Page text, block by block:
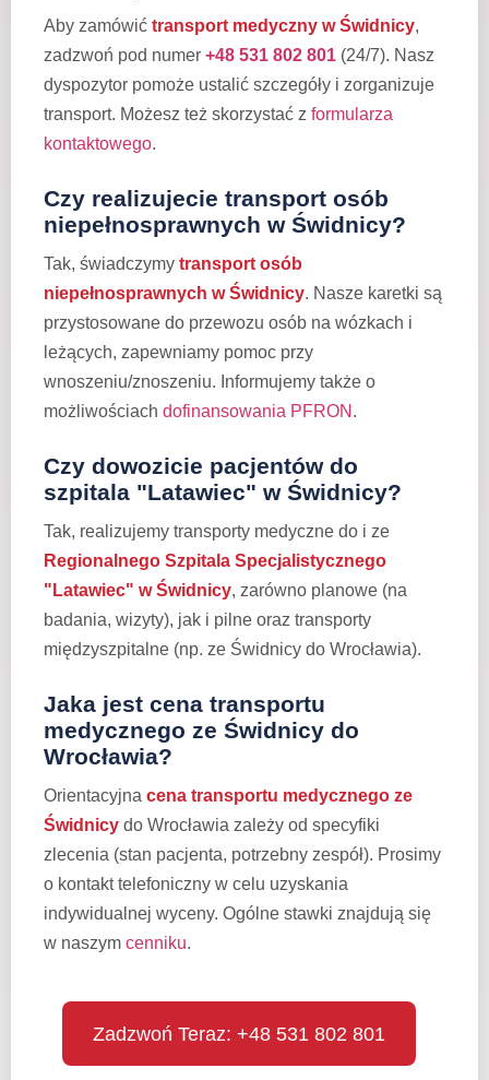
Aby zamówić transport medyczny w Świdnicy,
zadzwoń pod numer +48 531 802 801 (24/7). Nasz
dyspozytor pomoże ustalić szczegóły i zorganizuje
transport. Możesz też skorzystać z formularza
kontaktowego.
Czy realizujecie transport osób
niepełnosprawnych w Świdnicy?
Tak, świadczymy transport osób
niepełnosprawnych w Świdnicy. Nasze karetki są
przystosowane do przewozu osób na wózkach i
leżących, zapewniamy pomoc przy
wnoszeniu/znoszeniu. Informujemy także o
możliwościach dofinansowania PFRON .
Czy dowozicie pacjentów do
szpitala "Latawiec" w Świdnicy?
Tak, realizujemy transporty medyczne do i ze
Regionalnego Szpitala Specjalistycznego
"Latawiec" w Świdnicy, zarówno planowe (na
badania, wizyty), jak i pilne oraz transporty
międzyszpitalne (np. ze Świdnicy do Wrocławia).
Jaka jest cena transportu
medycznego ze Świdnicy do
Wrocławia?
Orientacyjna cena transportu medycznego ze
Świdnicy do Wrocławia zależy od specyfiki
zlecenia (stan pacjenta, potrzebny zespół). Prosimy
o kontakt telefoniczny w celu uzyskania
indywidualnej wyceny. Ogólne stawki znajdują się
w naszym cenniku.
Zadzwoń Teraz: +48 531 802 801